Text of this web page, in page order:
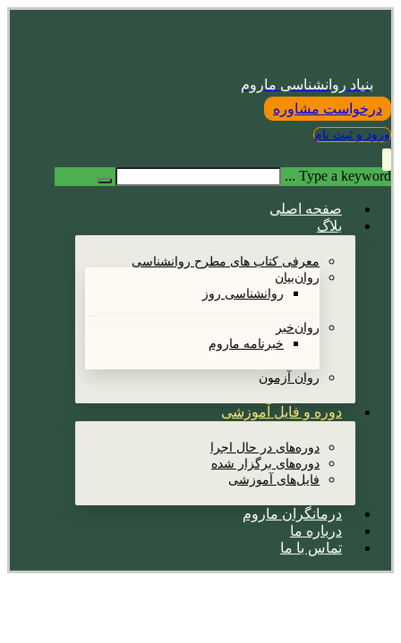
بنیاد روانشناسی ماروم
درخواست مشاوره
ورود و ثبت نام
Type a keyword ...
صفحه اصلی
بلاگ
معرفی کتاب های مطرح روانشناسی
روان‌بیان
روانشناسی روز
روان‌خبر
خبرنامه ماروم
روان آزمون
دوره و فایل آموزشی
دوره‌های در حال اجرا
دوره‌های برگزار شده
فایل‌های آموزشی
درمانگران ماروم
درباره ما
تماس با ما